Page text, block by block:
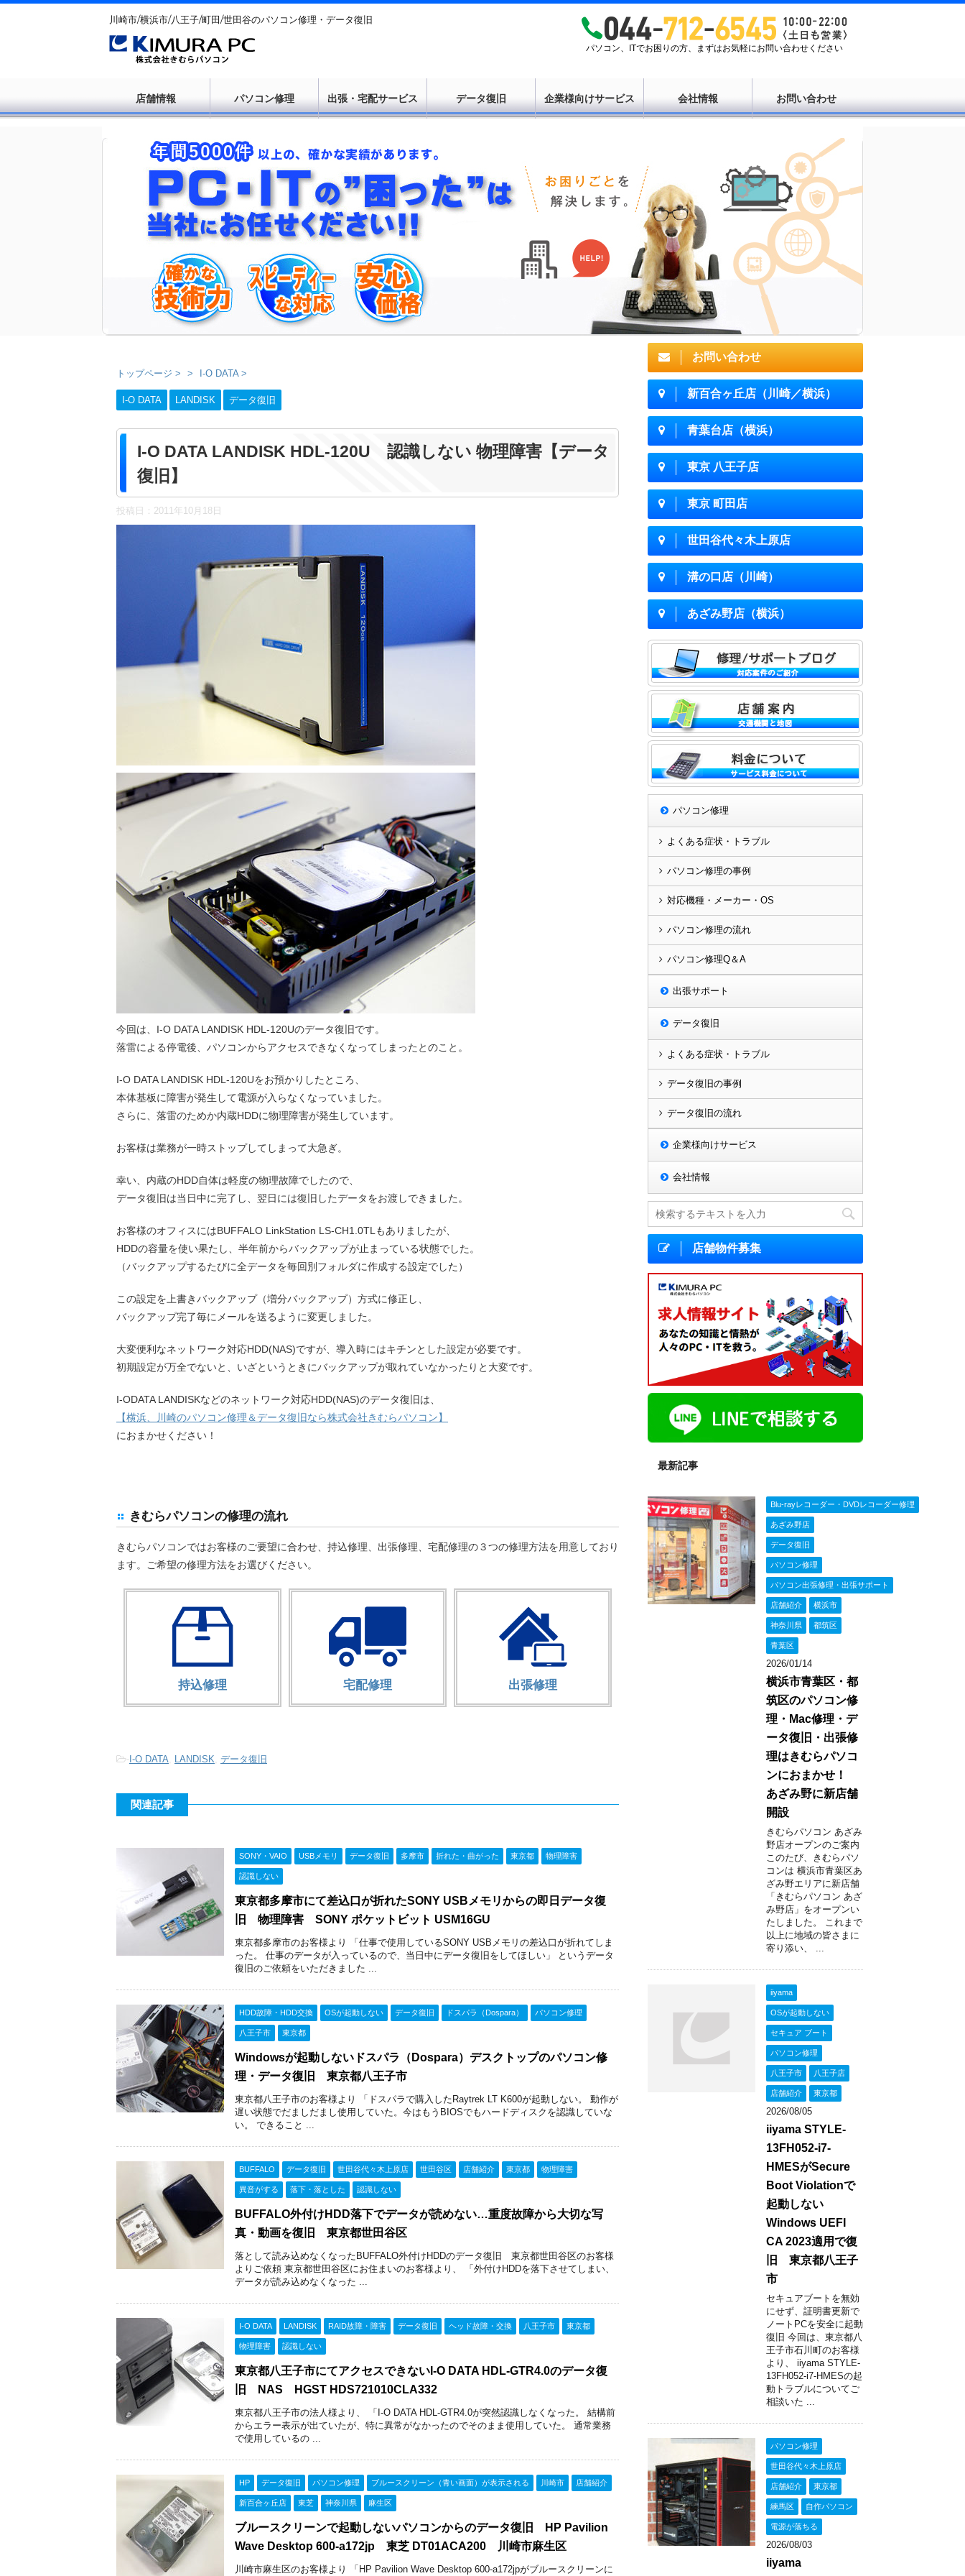
川崎市/横浜市/八王子/町田/世田谷のパソコン修理・データ復旧
パソコン、ITでお困りの方、まずはお気軽にお問い合わせください
店舗情報 パソコン修理 出張・宅配サービス データ復旧 企業様向けサービス 会社情報 お問い合わせ
トップページ > I-O DATA >
I-O DATA LANDISK データ復旧
I-O DATA LANDISK HDL-120U 認識しない 物理障害【データ
復旧】
投稿日： 2011年10月18日
今回は、I-O DATA LANDISK HDL-120Uのデータ復旧です。
落雷による停電後、パソコンからアクセスできなくなってしまったとのこと。
I-O DATA LANDISK HDL-120Uをお預かりしたところ、
本体基板に障害が発生して電源が入らなくなっていました。
さらに、落雷のためか内蔵HDDに物理障害が発生しています。
お客様は業務が一時ストップしてしまって大急ぎ。
幸い、内蔵のHDD自体は軽度の物理故障でしたので、
データ復旧は当日中に完了し、翌日には復旧したデータをお渡しできました。
お客様のオフィスにはBUFFALO LinkStation LS-CH1.0TLもありましたが、
HDDの容量を使い果たし、半年前からバックアップが止まっている状態でした。
（バックアップするたびに全データを毎回別フォルダに作成する設定でした）
この設定を上書きバックアップ（増分バックアップ）方式に修正し、
バックアップ完了毎にメールを送るように変更しました。
大変便利なネットワーク対応HDD(NAS)ですが、導入時にはキチンとした設定が必要です。
初期設定が万全でないと、いざというときにバックアップが取れていなかったりと大変です。
I-ODATA LANDISKなどのネットワーク対応HDD(NAS)のデータ復旧は、
【横浜、川崎のパソコン修理＆データ復旧なら株式会社きむらパソコン】
におまかせください！
きむらパソコンの修理の流れ
きむらパソコンではお客様のご要望に合わせ、持込修理、出張修理、宅配修理の３つの修理方法を用意しており
ます。ご希望の修理方法をお選びください。
持込修理 宅配修理 出張修理
- I-O DATA, LANDISK, データ復旧
関連記事
SONY・VAIO USBメモリ データ復旧 多摩市 折れた・曲がった 東京都 物理障害
認識しない
東京都多摩市にて差込口が折れたSONY USBメモリからの即日データ復
旧 物理障害 SONY ポケットビット USM16GU
東京都多摩市のお客様より 「仕事で使用しているSONY USBメモリの差込口が折れてしま
った。 仕事のデータが入っているので、当日中にデータ復旧をしてほしい」 というデータ
復旧のご依頼をいただきました ...
HDD故障・HDD交換 OSが起動しない データ復旧 ドスパラ（Dospara） パソコン修理
八王子市 東京都
Windowsが起動しないドスパラ（Dospara）デスクトップのパソコン修
理・データ復旧 東京都八王子市
東京都八王子市のお客様より 「ドスパラで購入したRaytrek LT K600が起動しない。 動作が
遅い状態でだましだまし使用していた。今はもうBIOSでもハードディスクを認識していな
い。 できること ...
BUFFALO データ復旧 世田谷代々木上原店 世田谷区 店舗紹介 東京都 物理障害
異音がする 落下・落とした 認識しない
BUFFALO外付けHDD落下でデータが読めない…重度故障から大切な写
真・動画を復旧 東京都世田谷区
落として読み込めなくなったBUFFALO外付けHDDのデータ復旧 東京都世田谷区のお客様
よりご依頼 東京都世田谷区にお住まいのお客様より、 「外付けHDDを落下させてしまい、
データが読み込めなくなった ...
I-O DATA LANDISK RAID故障・障害 データ復旧 ヘッド故障・交換 八王子市 東京都
物理障害 認識しない
東京都八王子市にてアクセスできないI-O DATA HDL-GTR4.0のデータ復
旧 NAS HGST HDS721010CLA332
東京都八王子市の法人様より、 「I-O DATA HDL-GTR4.0が突然認識しなくなった。 結構前
からエラー表示が出ていたが、特に異常がなかったのでそのまま使用していた。 通常業務
で使用しているの ...
HP データ復旧 パソコン修理 ブルースクリーン（青い画面）が表示される 川崎市 店舗紹介
新百合ヶ丘店 東芝 神奈川県 麻生区
ブルースクリーンで起動しないパソコンからのデータ復旧 HP Pavilion
Wave Desktop 600-a172jp 東芝 DT01ACA200 川崎市麻生区
川崎市麻生区のお客様より 「HP Pavilion Wave Desktop 600-a172jpがブルースクリーンに
お問い合わせ
新百合ヶ丘店（川崎／横浜）
青葉台店（横浜）
東京 八王子店
東京 町田店
世田谷代々木上原店
溝の口店（川崎）
あざみ野店（横浜）
パソコン修理
よくある症状・トラブル
パソコン修理の事例
対応機種・メーカー・OS
パソコン修理の流れ
パソコン修理Q＆A
出張サポート
データ復旧
よくある症状・トラブル
データ復旧の事例
データ復旧の流れ
企業様向けサービス
会社情報
店舗物件募集
最新記事
Blu-rayレコーダー・DVDレコーダー修理
あざみ野店
データ復旧
パソコン修理
パソコン出張修理・出張サポート
店舗紹介 横浜市
神奈川県 都筑区
青葉区
2026/01/14
横浜市青葉区・都
筑区のパソコン修
理・Mac修理・デ
ータ復旧・出張修
理はきむらパソコ
ンにおまかせ！
あざみ野に新店舗
開設
きむらパソコン あざみ
野店オープンのご案内
このたび、きむらパソ
コンは 横浜市青葉区あ
ざみ野エリアに新店舗
「きむらパソコン あざ
み野店」をオープンい
たしました。 これまで
以上に地域の皆さまに
寄り添い、 ...
iiyama
OSが起動しない
セキュア ブート
パソコン修理
八王子市 八王子店
店舗紹介 東京都
2026/08/05
iiyama STYLE-
13FH052-i7-
HMESがSecure
Boot Violationで
起動しない
Windows UEFI
CA 2023適用で復
旧 東京都八王子
市
セキュアブートを無効
にせず、証明書更新で
ノートPCを安全に起動
復旧 今回は、東京都八
王子市石川町のお客様
より、 iiyama STYLE-
13FH052-i7-HMESの起
動トラブルについてご
相談いた ...
パソコン修理
世田谷代々木上原店
店舗紹介 東京都
練馬区 自作パソコン
電源が落ちる
2026/08/03
iiyama